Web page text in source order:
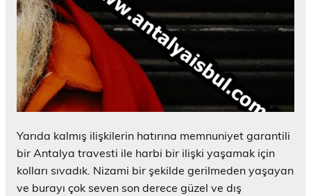
Yarıda kalmış ilişkilerin hatırına memnuniyet garantili
bir Antalya travesti ile harbi bir ilişki yaşamak için
kolları sıvadık. Nizami bir şekilde gerilmeden yaşayan
ve burayı çok seven son derece güzel ve dış